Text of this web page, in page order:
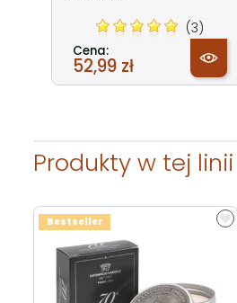
(3)
Cena:
52,99 zł
Produkty w tej linii
Bestseller